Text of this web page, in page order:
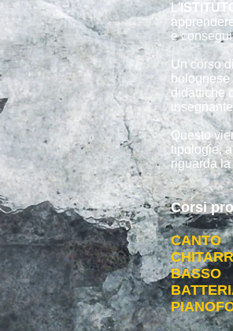
L'
e
Un corso
didattiche
Questo
tipologie,
riguarda
Corsi
CANTO
BASSO